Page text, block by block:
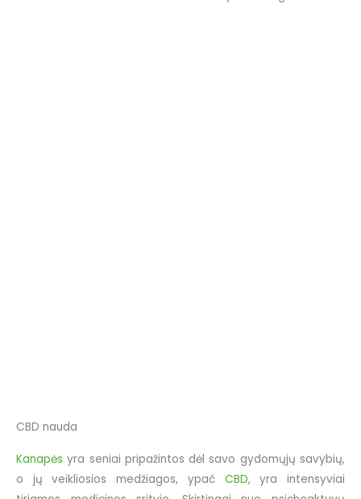
CBD nauda
Kanapės yra seniai pripažintos dėl savo gydomųjų savybių,
o jų veikliosios medžiagos, ypač CBD, yra intensyviai